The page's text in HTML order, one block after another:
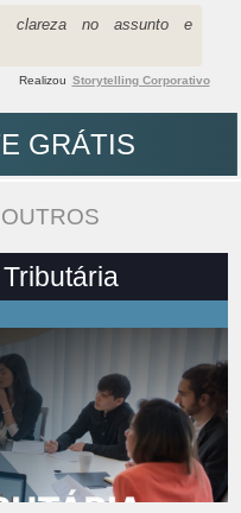
clareza no assunto e
Realizou Storytelling Corporativo
GRÁTIS